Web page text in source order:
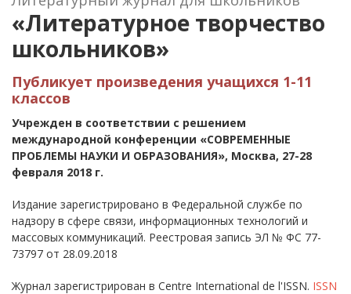
«Литературное творчество
школьников»
Публикует произведения учащихся 1-11
классов
Учрежден в соответствии с решением
международной конференции «СОВРЕМЕННЫЕ
ПРОБЛЕМЫ НАУКИ И ОБРАЗОВАНИЯ», Москва, 27-28
февраля 2018 г.
Издание зарегистрировано в Федеральной службе по
надзору в сфере связи, информационных технологий и
массовых коммуникаций. Реестровая запись ЭЛ № ФС 77-
73797 от 28.09.2018
Журнал зарегистрирован в Centre International de l'ISSN. ISSN